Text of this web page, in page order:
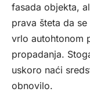
fasada objekta,
prava šteta da
vrlo autohtonom
propadanja.
uskoro naći
obnovilo.